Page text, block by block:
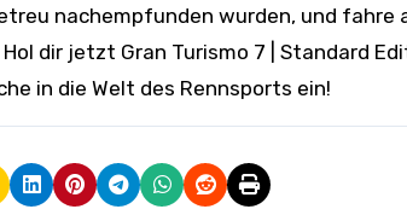
nachempfunden wurden, und fahre
dir jetzt Gran Turismo 7 | Standard
in die Welt des Rennsports ein!